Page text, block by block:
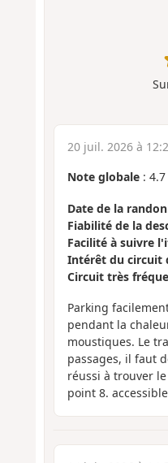
20 juil. 2026 à
Note globale: 4.7
Date de la
Fiabilité de la
Facilité à suivre
Intérêt du circuit
Circuit très
Parking
pendant la
moustiques. Le
passages, il faut
réussi à trouver
point 8.